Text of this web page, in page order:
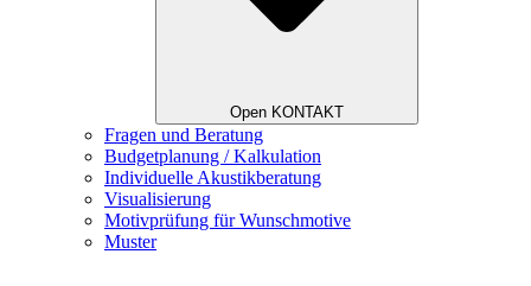
Open KONTAKT
Fragen und Beratung
Budgetplanung / Kalkulation
Individuelle Akustikberatung
Visualisierung
Motivprüfung für Wunschmotive
Muster